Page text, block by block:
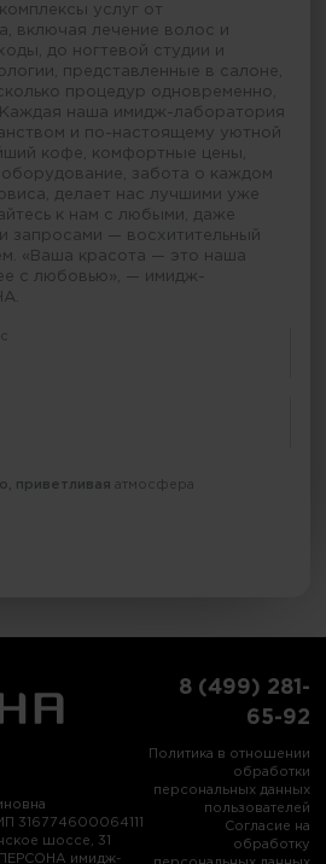
услуг от
включая лечение волос и
до ногтевой студии и
представленные в салоне,
процедур одновременно,
наша имидж-лаборатория
и по-настоящему уютной
кофе, комфортные цены,
забота о каждом
делает нас лучшими уже
к нам с любыми, даже
запросами — восхитительный
«Ваша красота — это наша
с любовью», — имидж-
приветливая атмосфера
316774600064111
шоссе, 31
имидж-
8 (499) 281-
65-92
Политика в отношении
обработки
персональных данных
пользователей
Согласие на
обработку